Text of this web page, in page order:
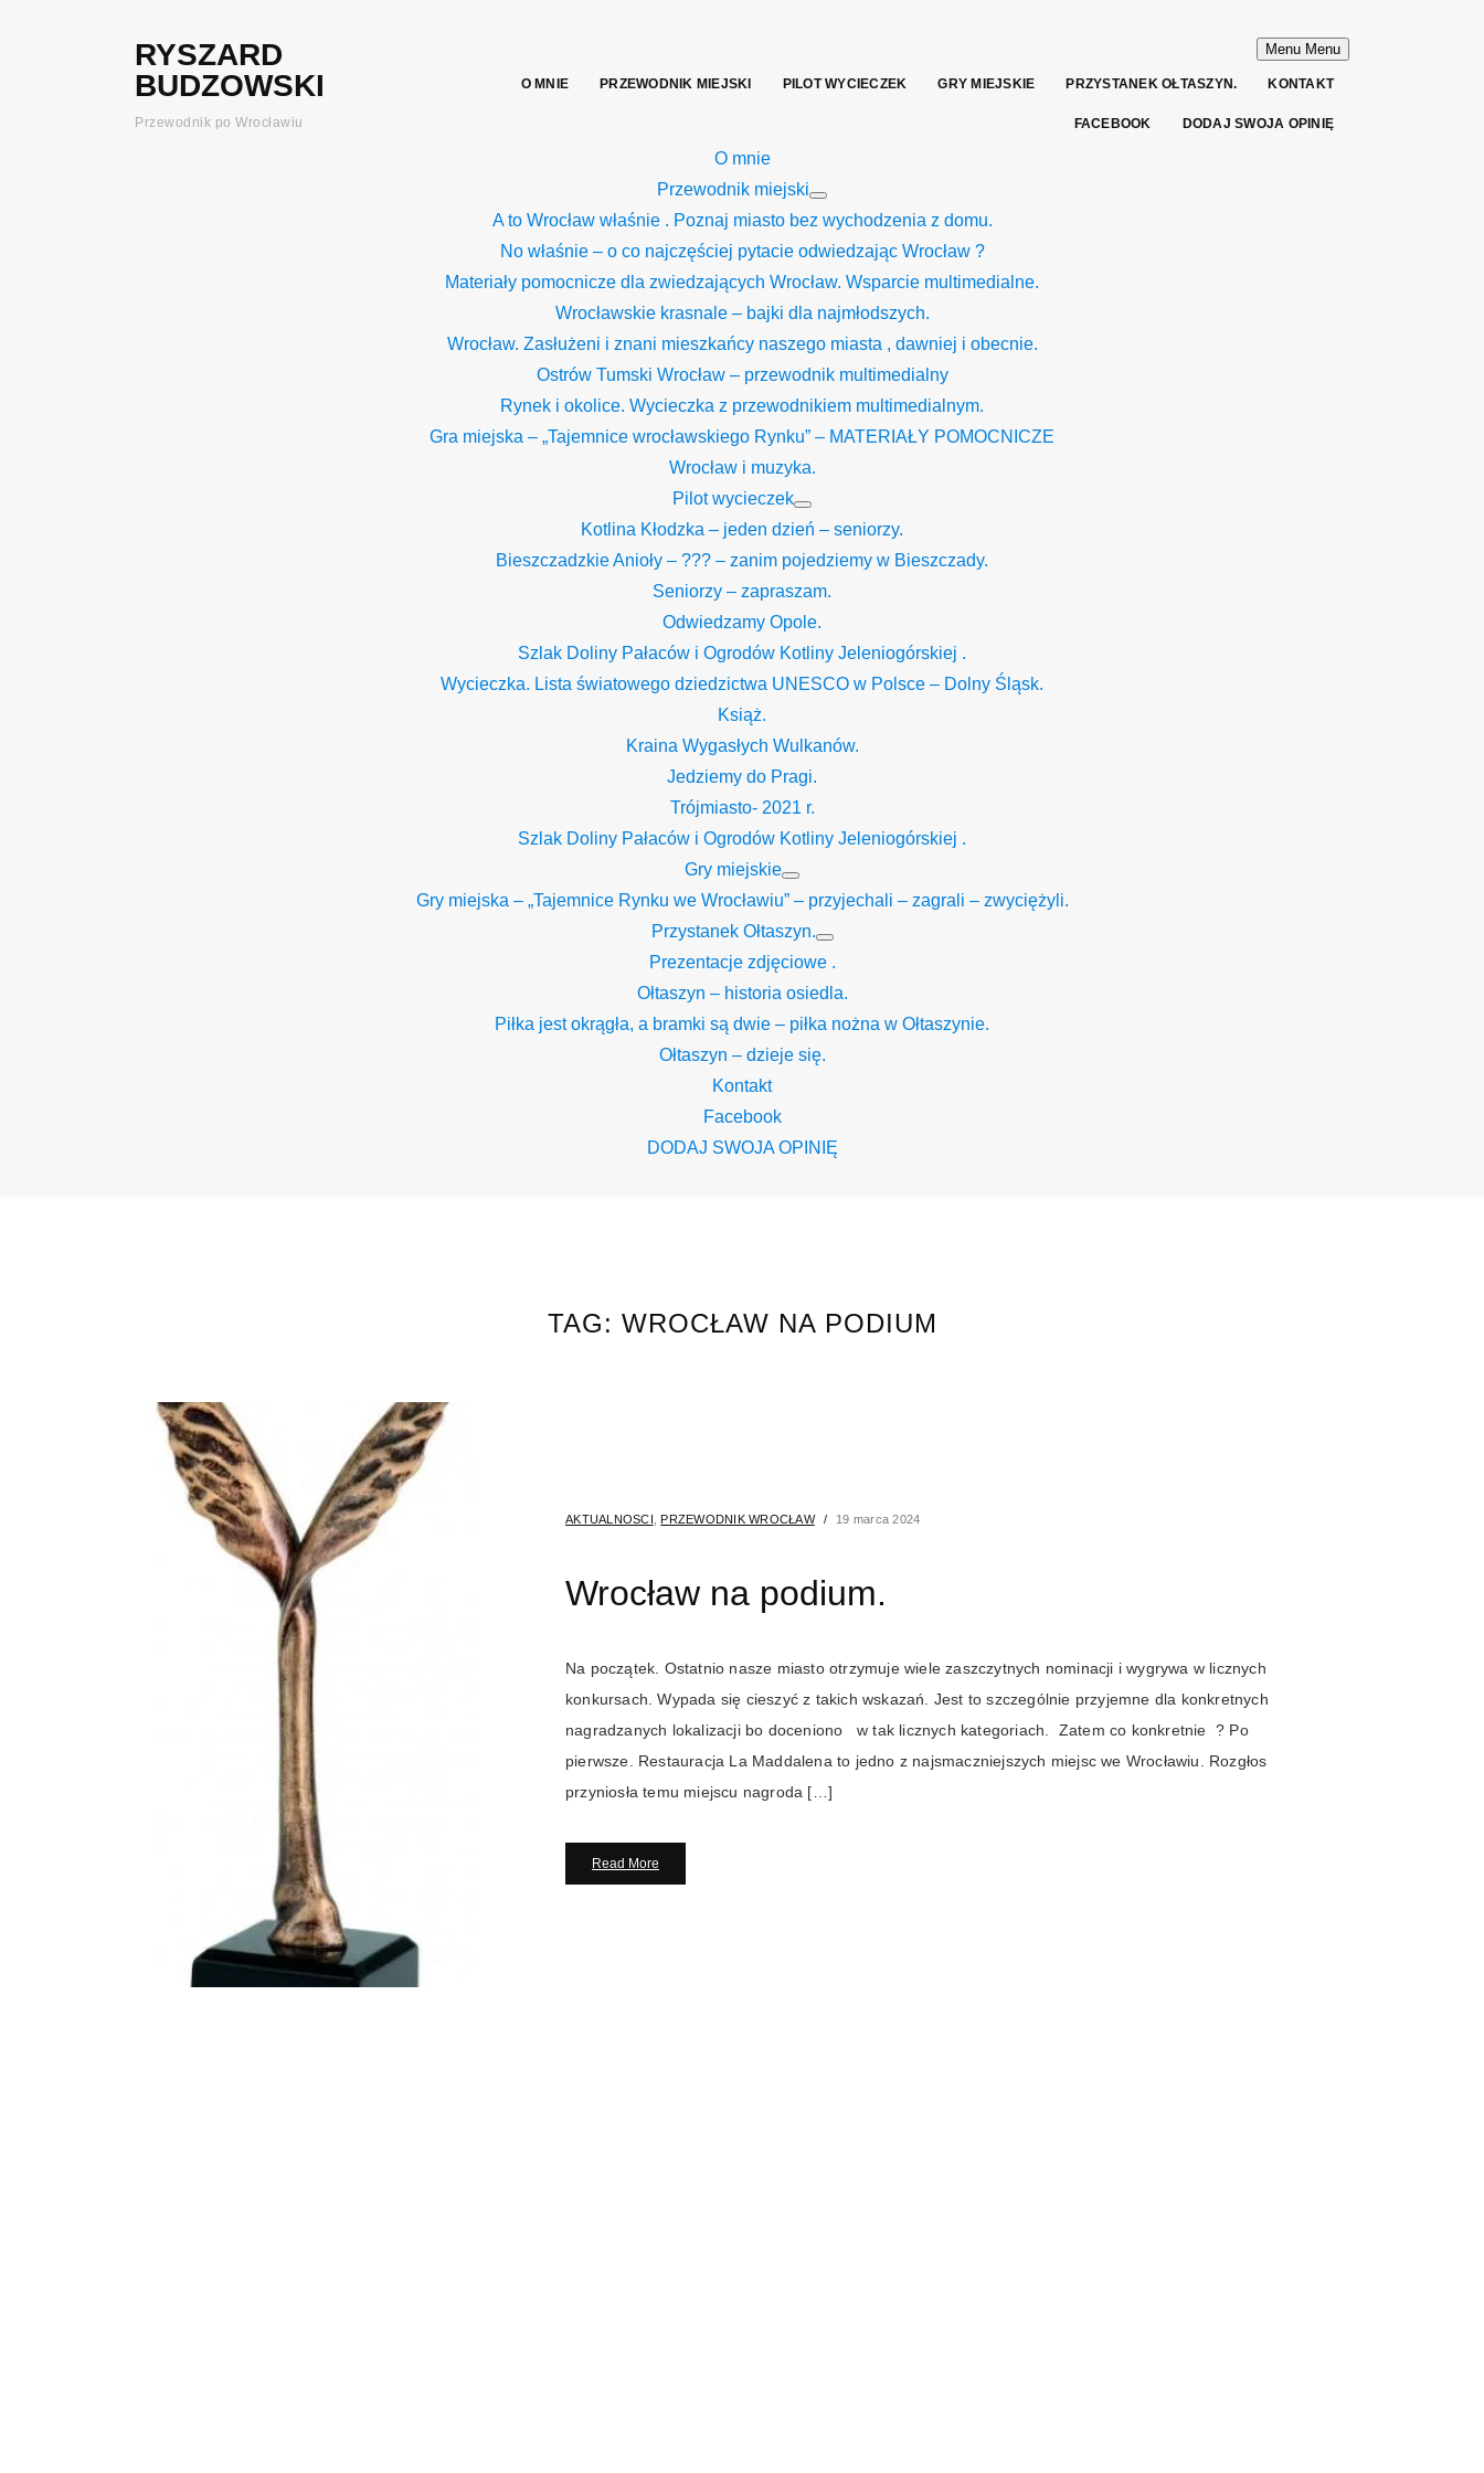
content
RYSZARD
BUDZOWSKI
Przewodnik po Wrocławiu
Menu Menu
O MNIE PRZEWODNIK MIEJSKI PILOT WYCIECZEK GRY MIEJSKIE PRZYSTANEK OŁTASZYN. KONTAKT
FACEBOOK DODAJ SWOJA OPINIĘ
O mnie
Przewodnik miejski
Show
sub
A to Wrocław właśnie . Poznaj miasto bez wychodzenia z domu.
No właśnie – o co najczęściej pytacie odwiedzając Wrocław ?
Materiały pomocnicze dla zwiedzających Wrocław. Wsparcie multimedialne.
Wrocławskie krasnale – bajki dla najmłodszych.
Wrocław. Zasłużeni i znani mieszkańcy naszego miasta , dawniej i obecnie.
Ostrów Tumski Wrocław – przewodnik multimedialny
Rynek i okolice. Wycieczka z przewodnikiem multimedialnym.
Gra miejska – „Tajemnice wrocławskiego Rynku” – MATERIAŁY POMOCNICZE
Wrocław i muzyka.
Pilot wycieczek
Show
sub
Kotlina Kłodzka – jeden dzień – seniorzy.
Bieszczadzkie Anioły – ??? – zanim pojedziemy w Bieszczady.
Seniorzy – zapraszam.
Odwiedzamy Opole.
Szlak Doliny Pałaców i Ogrodów Kotliny Jeleniogórskiej .
Wycieczka. Lista światowego dziedzictwa UNESCO w Polsce – Dolny Śląsk.
Książ.
Kraina Wygasłych Wulkanów.
Jedziemy do Pragi.
Trójmiasto- 2021 r.
Szlak Doliny Pałaców i Ogrodów Kotliny Jeleniogórskiej .
Gry miejskie
Show
sub
Gry miejska – „Tajemnice Rynku we Wrocławiu” – przyjechali – zagrali – zwyciężyli.
Przystanek Ołtaszyn.
Show
sub
Prezentacje zdjęciowe .
Ołtaszyn – historia osiedla.
Piłka jest okrągła, a bramki są dwie – piłka nożna w Ołtaszynie.
Ołtaszyn – dzieje się.
Kontakt
Facebook
DODAJ SWOJA OPINIĘ
TAG: WROCŁAW NA PODIUM
AKTUALNOSCI PRZEWODNIK WROCŁAW 19 marca 2024
Wrocław na podium.
Na początek. Ostatnio nasze miasto otrzymuje wiele zaszczytnych nominacji i wygrywa w licznych
konkursach. Wypada się cieszyć z takich wskazań. Jest to szczególnie przyjemne dla konkretnych
nagradzanych lokalizacji bo doceniono w tak licznych kategoriach. Zatem co konkretnie ? Po
pierwsze. Restauracja La Maddalena to jedno z najsmaczniejszych miejsc we Wrocławiu. Rozgłos
przyniosła temu miejscu nagroda […]
Read More